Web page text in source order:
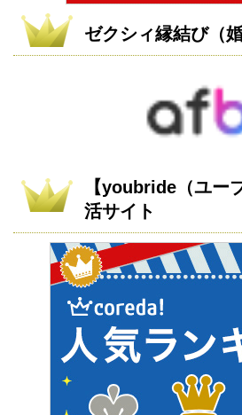
ゼクシィ縁結び（
【youbride（ユー
活サイト